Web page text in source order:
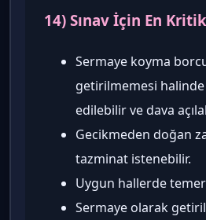
14) Sınav İçin En
Sermaye koyma
getirilmemesi
edilebilir ve dava
Gecikmeden doğan
tazminat istenebilir.
Uygun hallerde
Sermaye olarak